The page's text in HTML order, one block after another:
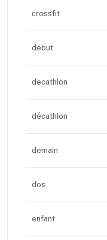
crossfit
debut
decathlon
décathlon
demain
dos
enfant